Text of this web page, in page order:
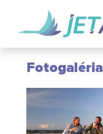
Fotogaléria